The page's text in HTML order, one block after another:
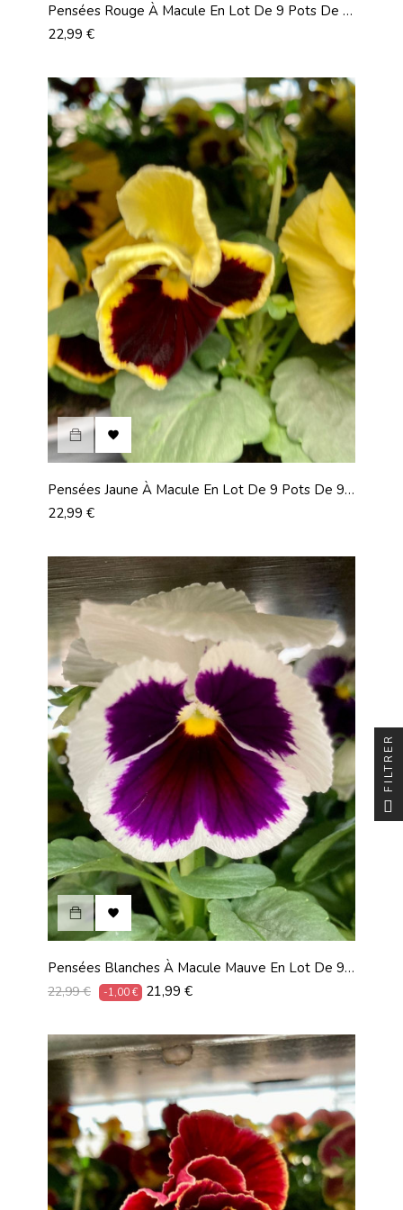
Pensées Rouge À Macule En Lot De 9 Pots De 9
Cm
Prix
22,99 €

Pensées Jaune À Macule En Lot De 9 Pots De 9
Cm
Prix
22,99 €

Pensées Blanches À Macule Mauve En Lot De 9
Pots De 9 Cm
Prix
22,99 € -1,00 € Prix
21,99 €
FILTRER